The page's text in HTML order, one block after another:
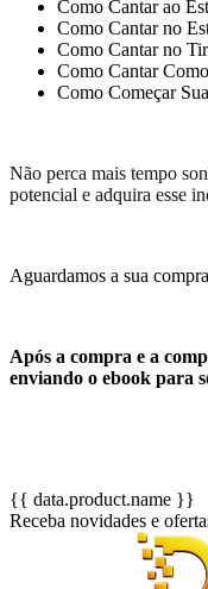
Como Cantar ao
Como Cantar no
Como Cantar no
Como Cantar
Como Começar
Não perca mais tempo
potencial e adquira esse
Aguardamos a sua
Após a compra e a
enviando o ebook para
{{ data.product.name }}
Receba novidades e